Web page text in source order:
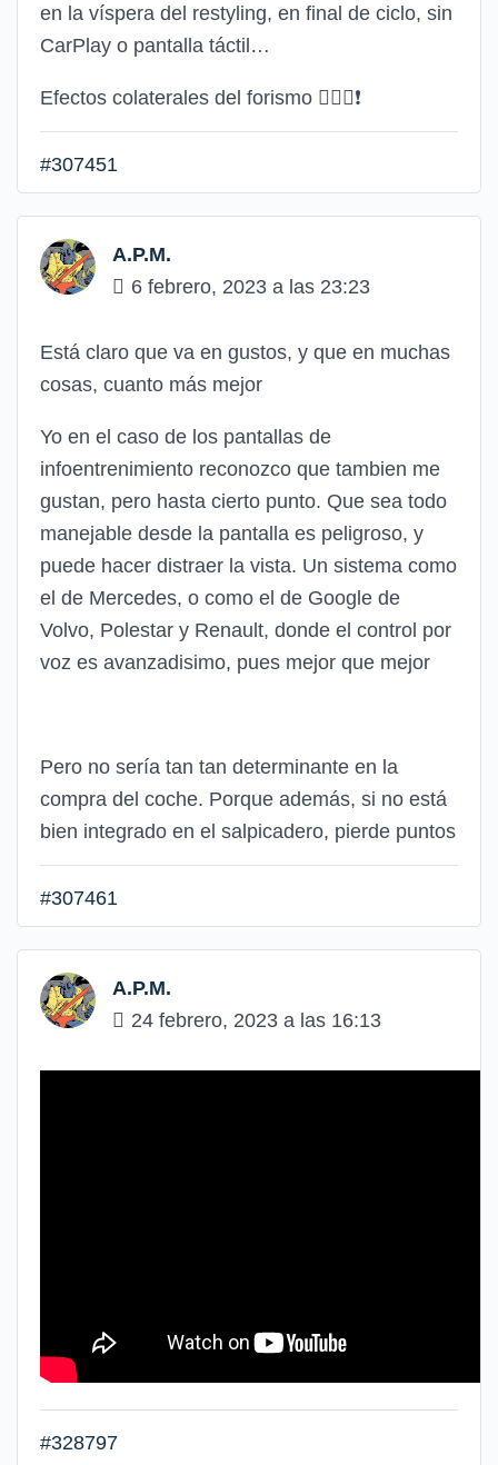
en la víspera del restyling, en final de ciclo, sin
CarPlay o pantalla táctil…
Efectos colaterales del forismo 🤦🏼‍♂️❗️
#307451
A.P.M.
6 febrero, 2023 a las 23:23
Está claro que va en gustos, y que en muchas
cosas, cuanto más mejor
Yo en el caso de los pantallas de
infoentrenimiento reconozco que tambien me
gustan, pero hasta cierto punto. Que sea todo
manejable desde la pantalla es peligroso, y
puede hacer distraer la vista. Un sistema como
el de Mercedes, o como el de Google de
Volvo, Polestar y Renault, donde el control por
voz es avanzadisimo, pues mejor que mejor
Pero no sería tan tan determinante en la
compra del coche. Porque además, si no está
bien integrado en el salpicadero, pierde puntos
#307461
A.P.M.
24 febrero, 2023 a las 16:13
#328797